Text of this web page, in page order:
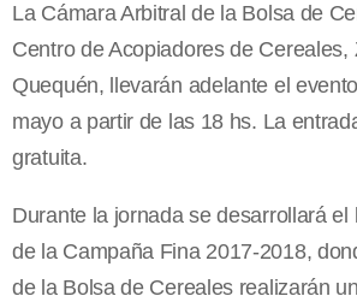
La Cámara Arbitral de la Bolsa de
Centro de Acopiadores de Cereales,
Quequén, llevarán adelante el
mayo a partir de las 18 hs. La
gratuita.
Durante la jornada se desarrollará el
de la Campaña Fina 2017-2018,
de la Bolsa de Cereales realizarán